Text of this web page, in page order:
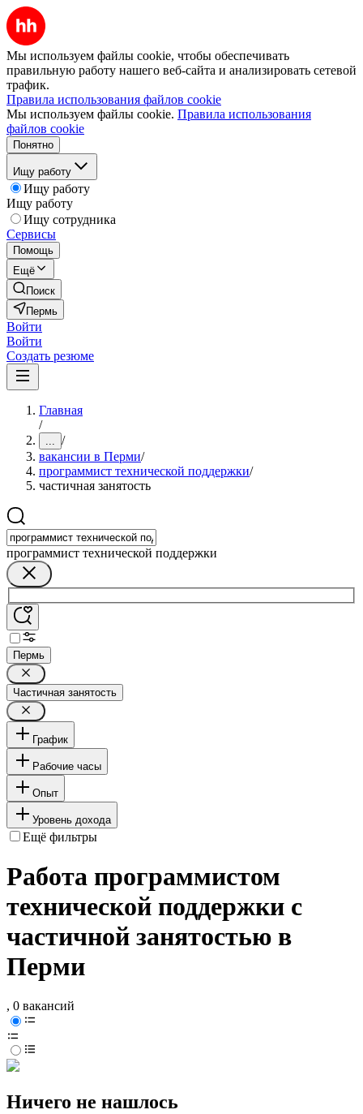
Мы используем файлы cookie, чтобы обеспечивать
правильную работу нашего веб-сайта и анализировать сетевой
трафик.
Правила использования файлов cookie
Мы используем файлы cookie. Правила использования
файлов cookie
Понятно
Ищу работу
Ищу работу
Ищу работу
Ищу сотрудника
Сервисы
Помощь
Ещё
Поиск
Пермь
Войти
Войти
Создать резюме
Главная
/
... /
вакансии в Перми/
программист технической поддержки/
частичная занятость
программист технической поддержки
Пермь
Частичная занятость
График
Рабочие часы
Опыт
Уровень дохода
Ещё фильтры
Работа программистом
технической поддержки с
частичной занятостью в
Перми
, 0 вакансий
Ничего не нашлось